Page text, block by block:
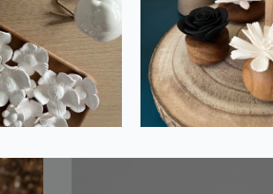
Boîte Ronde en Bois
d'Acacia avec Fleur
Palmier en Porcelaine |
TIBU L
77,00 €